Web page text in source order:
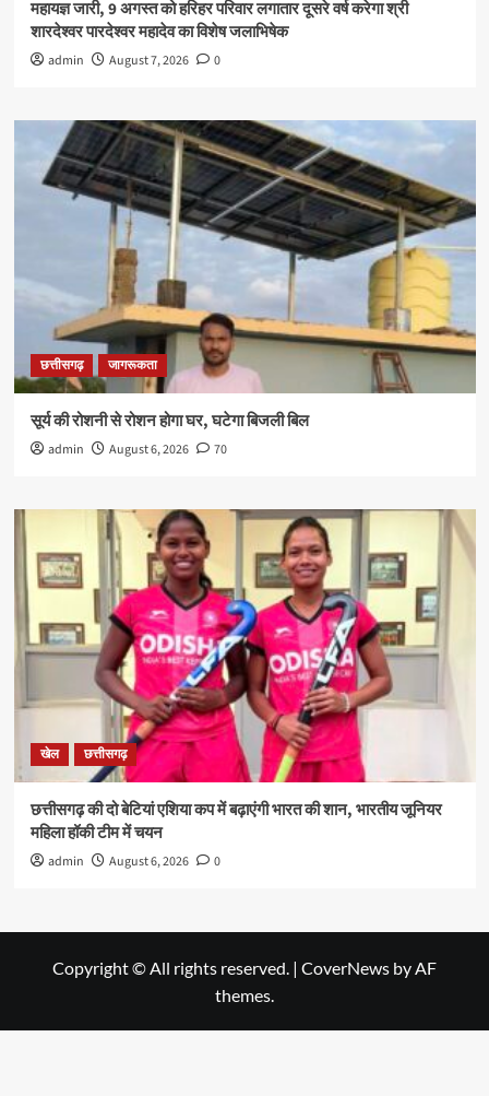
महायज्ञ जारी, 9 अगस्त को हरिहर परिवार लगातार दूसरे वर्ष करेगा श्री
शारदेश्वर पारदेश्वर महादेव का विशेष जलाभिषेक
admin August 7, 2026 0
छत्तीसगढ़ जागरूकता
सूर्य की रोशनी से रोशन होगा घर, घटेगा बिजली बिल
admin August 6, 2026 70
खेल छत्तीसगढ़
छत्तीसगढ़ की दो बेटियां एशिया कप में बढ़ाएंगी भारत की शान, भारतीय जूनियर
महिला हॉकी टीम में चयन
admin August 6, 2026 0
Copyright © All rights reserved. | CoverNews by AF
themes.